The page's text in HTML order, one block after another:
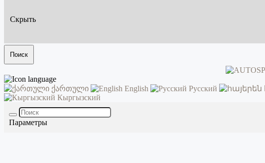
Скрыть
Поиск
ქართული English Русский
Кыргызский
Параметры